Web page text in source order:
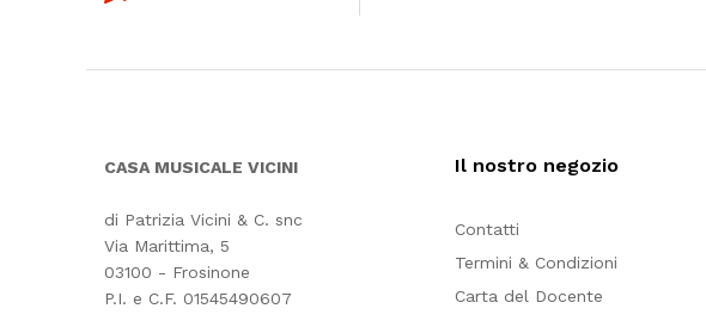
CASA MUSICALE VICINI
di Patrizia Vicini & C. snc
Via Marittima, 5
03100 - Frosinone
P.I. e C.F. 01545490607
Il nostro negozio
Contatti
Termini & Condizioni
Carta del Docente